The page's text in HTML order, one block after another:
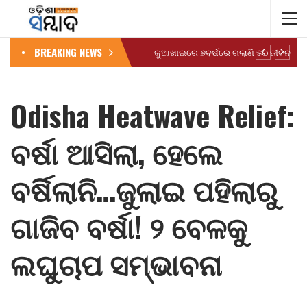
BREAKING NEWS କୁଆଖାଇରେ ୬ବର୍ଷରେ ଗଲାଣି ୫୦ ଜୀବନ
Odisha Heatwave Relief:
ବର୍ଷା ଆସିଲା, ହେଲେ
ବର୍ଷିଲାନି…ଜୁଲାଇ ପହିଲାରୁ
ଗାଜିବ ବର୍ଷା! ୨ ବେଳକୁ
ଲଘୁଚାପ ସମ୍ଭାବନା